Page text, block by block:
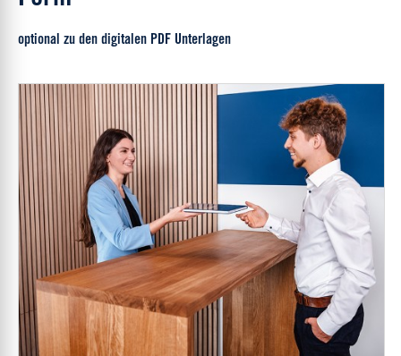
optional zu den digitalen PDF Unterlagen